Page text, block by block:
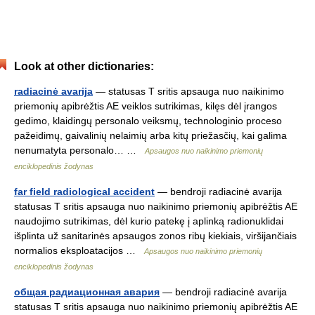
Look at other dictionaries:
radiacinė avarija — statusas T sritis apsauga nuo naikinimo
priemonių apibrėžtis AE veiklos sutrikimas, kilęs dėl įrangos
gedimo, klaidingų personalo veiksmų, technologinio proceso
pažeidimų, gaivalinių nelaimių arba kitų priežasčių, kai galima
nenumatyta personalo… …
Apsaugos nuo naikinimo priemonių
enciklopedinis žodynas
far field radiological accident — bendroji radiacinė avarija
statusas T sritis apsauga nuo naikinimo priemonių apibrėžtis AE
naudojimo sutrikimas, dėl kurio patekę į aplinką radionuklidai
išplinta už sanitarinės apsaugos zonos ribų kiekiais, viršijančiais
normalios eksploatacijos …
Apsaugos nuo naikinimo priemonių
enciklopedinis žodynas
общая радиационная авария — bendroji radiacinė avarija
statusas T sritis apsauga nuo naikinimo priemonių apibrėžtis AE